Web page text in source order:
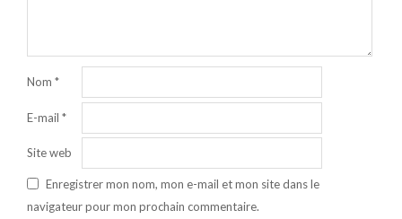
Nom *
E-mail *
Site web
Enregistrer mon nom, mon e-mail et mon site dans le
navigateur pour mon prochain commentaire.